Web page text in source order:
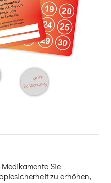
Sie
zu erhöhen,